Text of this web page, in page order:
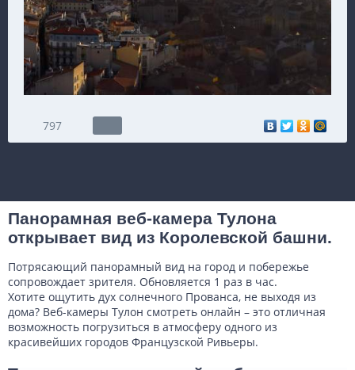
797
Панорамная веб-камера Тулона
открывает вид из Королевской башни.
Потрясающий панорамный вид на город и побережье
сопровождает зрителя. Обновляется 1 раз в час.
Хотите ощутить дух солнечного Прованса, не выходя из
дома? Веб-камеры Тулон смотреть онлайн – это отличная
возможность погрузиться в атмосферу одного из
красивейших городов Французской Ривьеры.